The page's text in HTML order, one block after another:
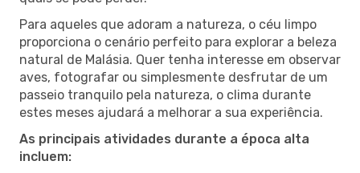
Para aqueles que adoram a natureza, o céu limpo
proporciona o cenário perfeito para explorar a beleza
natural de Malásia. Quer tenha interesse em observar
aves, fotografar ou simplesmente desfrutar de um
passeio tranquilo pela natureza, o clima durante
estes meses ajudará a melhorar a sua experiência.
As principais atividades durante a época alta
incluem: